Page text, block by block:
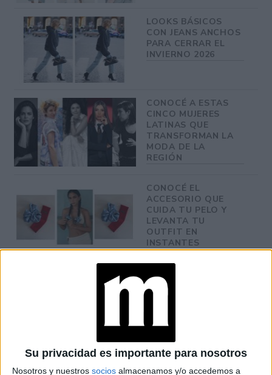
Su privacidad es importante para nosotros
Nosotros y nuestros socios almacenamos y/o accedemos a
LOOKS BÁSICOS
CON JEANS ANCHOS
PARA CERRAR EL
INVIERNO 2026
CONOCÉ A ESTAS
CINCO MUJERES
LATINAS QUE
TRANSFORMAN LA
MODA DE LA
REGIÓN
CONOCÉ EL
ACCESORIO QUE
CUIDA TU PELO Y
LEVANTA TU
OUTFIT EN
INSTANTES